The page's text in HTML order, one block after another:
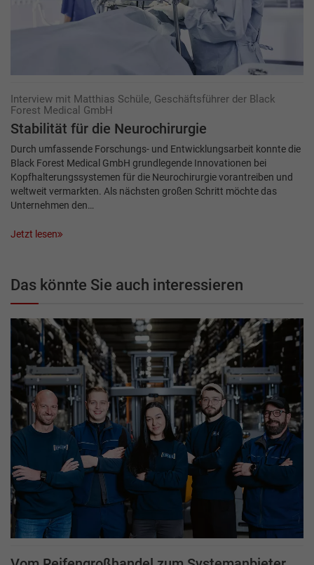
Interview mit Matthias Schüle, Geschäftsführer der Black
Forest Medical GmbH
Stabilität für die Neurochirurgie
Durch umfassende Forschungs- und Entwicklungsarbeit konnte die
Black Forest Medical GmbH grundlegende Innovationen bei
Kopfhalterungssystemen für die Neurochirurgie vorantreiben und
weltweit vermarkten. Als nächsten großen Schritt möchte das
Unternehmen den…
Jetzt lesen
Das könnte Sie auch interessieren